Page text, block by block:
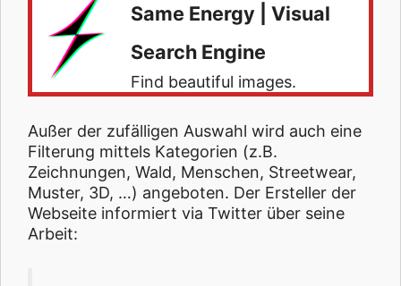
Same Energy | Visual
Search Engine
Find beautiful images.
Außer der zufälligen Auswahl wird auch eine
Filterung mittels Kategorien (z.B.
Zeichnungen, Wald, Menschen, Streetwear,
Muster, 3D, …) angeboten. Der Ersteller der
Webseite informiert via Twitter über seine
Arbeit: